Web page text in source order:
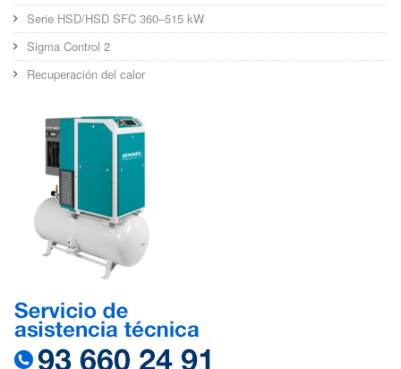
Serie HSD/HSD SFC 360–515 kW
Sigma Control 2
Recuperación del calor